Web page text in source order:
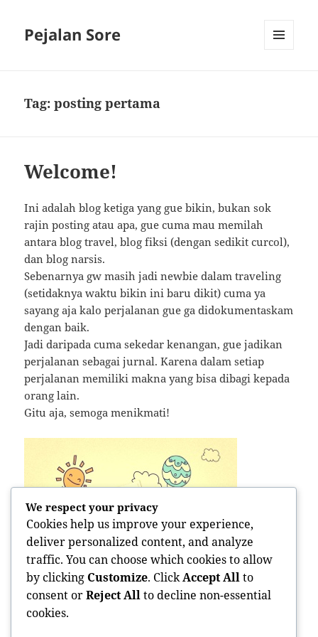
Pejalan Sore
Tag:posting pertama
Welcome!
Ini adalah blog ketiga yang gue bikin, bukan sok
rajin posting atau apa, gue cuma mau memilah
antara blog travel, blog fiksi (dengan sedikit curcol),
dan blog narsis.
Sebenarnya gw masih jadi newbie dalam traveling
(setidaknya waktu bikin ini baru dikit) cuma ya
sayang aja kalo perjalanan gue ga didokumentaskam
dengan baik.
Jadi daripada cuma sekedar kenangan, gue jadikan
perjalanan sebagai jurnal. Karena dalam setiap
perjalanan memiliki makna yang bisa dibagi kepada
orang lain.
Gitu aja, semoga menikmati!
We respect your privacy
Cookies help us improve your experience,
deliver personalized content, and analyze
traffic. You can choose which cookies to allow
by clicking Customize. ClickAccept Allto
consent orReject Allto decline non-essential
cookies.